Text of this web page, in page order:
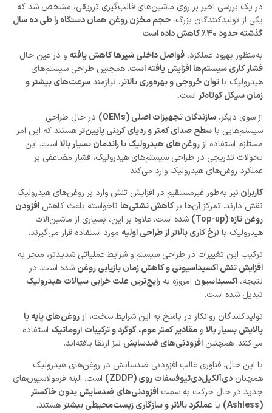
در یک بررسی اخیر بر روی ماشین‌های قالب‌گیری تزریقی، مشخص شد که
یکی از تولیدکنندگان بزرگ، حجم مخزن روغن همان دستگاه را طی ده سال
گذشته حدود ۴۰٪ کاهش داده است
.
به‌منظور بهبود عملکرد، فواصل داخلی شیرها کاهش یافته و در عین حال
فشار کاری سیستم‌ها افزایش یافته است. همچنین طراحی سیستم‌های
هیدرولیک باتوان خروجی و بهره‌وری بالاتر، نیازمندسرعت‌های بیشتر و
زمان سیکل کوتاه‌تر است.
از سوی دیگر، سازندگان تجهیزات اصلی (OEMs)
در حال طراحی
سیستم‌هایی باسطح صدای کمتر و ردپای کربنی پایین‌تر هستند که این امر
مستلزم استفاده از روغن‌های هیدرولیک با راندمان بسیار بالا است. این
تحولات تدریجی در طراحی سیستم‌های هیدرولیک، فشار مضاعفی بر
عملکرد روغن‌های هیدرولیک وارد می‌کند.
کاربران نیز به‌طور غیرمستقیم در افزایش تنش وارد بر روغن‌های هیدرولیک
نقش دارند. تمرکز آن‌ها برکاهش نشتی‌ها ناخواسته باعث کاهش افزودن
روغن تازه (Top-up)
شده است. علاوه بر این، بسیاری از ماشین‌آلات
هیدرولیک بانرخ کاری بالاتر از طراحی اولیه مورد استفاده قرار می‌گیرند.
ترکیب این تغییرات در طراحی سیستم و شرایط عملیاتی شدیدتر، منجر به
افزایش تنش اکسیداسیونی و کاهش زمان بازیابی روغن شده است. در
نتیجه، اکسیداسیون امروزه به رایج‌ترین علت خرابی سیالات هیدرولیک
تبدیل شده است.
تولیدکنندگان روانکار در پاسخ به این شرایط سخت، از روغن‌های پایه با
پالایش بسیار بالاو مقادیر کمتر موم، گوگرد و ترکیبات آروماتیک استفاده
می‌کنند. همچنین افزودنی‌های ضدسایش نیز ارتقا یافته‌اند.
با این حال، فناوری غالب افزودنی ضدسایش در روغن‌های هیدرولیک
همچنان دی‌آلکیل‌دی‌تیوفسفات روی (ZDDP)
است. البته فرمولاسیون‌های
جدید در حال حرکت به سمت افزودنی‌های ضدسایش بدون خاکستر
(Ashless)
با عملکرد بالاتر و سازگاری زیست‌محیطی بیشتر هستند.